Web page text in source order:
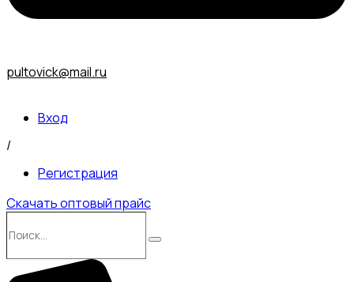
pultovick@mail.ru
Вход
/
Регистрация
Скачать оптовый прайс
Поиск